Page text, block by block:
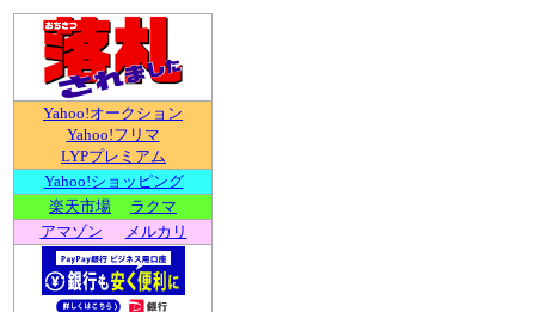
Yahoo!オークション
Yahoo!フリマ
LYPプレミアム
Yahoo!ショッピング
楽天市場
ラクマ
アマゾン
メルカリ